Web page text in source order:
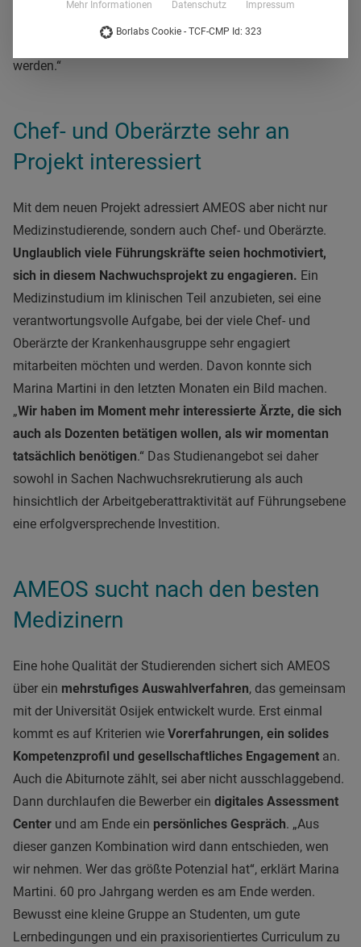
von sich zu überzeugen, wird in Zukunft immer wichtiger
werden.“
Chef- und Oberärzte sehr an
Projekt interessiert
Mit dem neuen Projekt adressiert AMEOS aber nicht nur
Medizinstudierende, sondern auch Chef- und Oberärzte.
Unglaublich viele Führungskräfte seien hochmotiviert,
sich in diesem Nachwuchsprojekt zu engagieren. Ein
Medizinstudium im klinischen Teil anzubieten, sei eine
verantwortungsvolle Aufgabe, bei der viele Chef- und
Oberärzte der Krankenhausgruppe sehr engagiert
mitarbeiten möchten und werden. Davon konnte sich
Marina Martini in den letzten Monaten ein Bild machen.
„Wir haben im Moment mehr interessierte Ärzte, die sich
auch als Dozenten betätigen wollen, als wir momentan
tatsächlich benötigen.“ Das Studienangebot sei daher
sowohl in Sachen Nachwuchsrekrutierung als auch
hinsichtlich der Arbeitgeberattraktivität auf Führungsebene
eine erfolgversprechende Investition.
AMEOS sucht nach den besten
Medizinern
Eine hohe Qualität der Studierenden sichert sich AMEOS
über ein mehrstufiges Auswahlverfahren, das gemeinsam
mit der Universität Osijek entwickelt wurde. Erst einmal
kommt es auf Kriterien wie Vorerfahrungen, ein solides
Kompetenzprofil und gesellschaftliches Engagement an.
Auch die Abiturnote zählt, sei aber nicht ausschlaggebend.
Dann durchlaufen die Bewerber ein digitales Assessment
Center und am Ende ein persönliches Gespräch. „Aus
dieser ganzen Kombination wird dann entschieden, wen
wir nehmen. Wer das größte Potenzial hat“, erklärt Marina
Martini. 60 pro Jahrgang werden es am Ende werden.
Bewusst eine kleine Gruppe an Studenten, um gute
Lernbedingungen und ein praxisorientiertes Curriculum zu
Mehr Informationen Datenschutz Impressum
Borlabs Cookie - TCF-CMP Id: 323